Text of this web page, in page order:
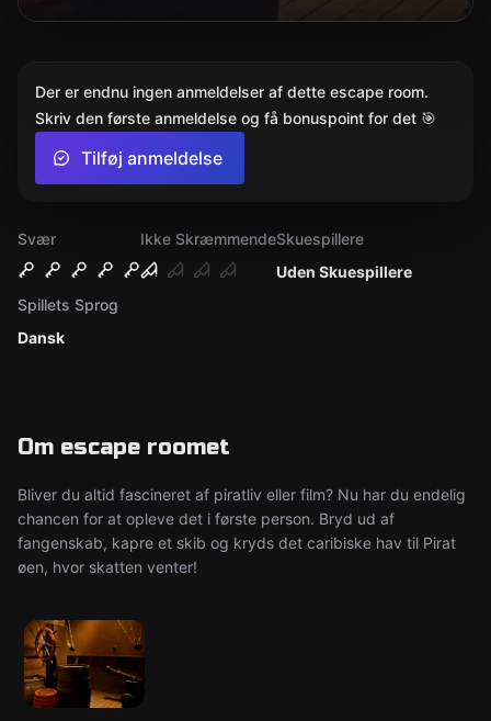
Svær
Ikke Skræmmende
Uden Skuespillere
Skuespillere
Dansk
Spillets Sprog
Om escape roomet
Bliver du altid fascineret af piratliv eller film? Nu har du endelig
chancen for at opleve det i første person. Bryd ud af
fangenskab, kapre et skib og kryds det caribiske hav til Pirat
øen, hvor skatten venter!
Der er endnu ingen anmeldelser af dette escape room.
Skriv den første anmeldelse og få bonuspoint for det 🎯
Tilføj anmeldelse